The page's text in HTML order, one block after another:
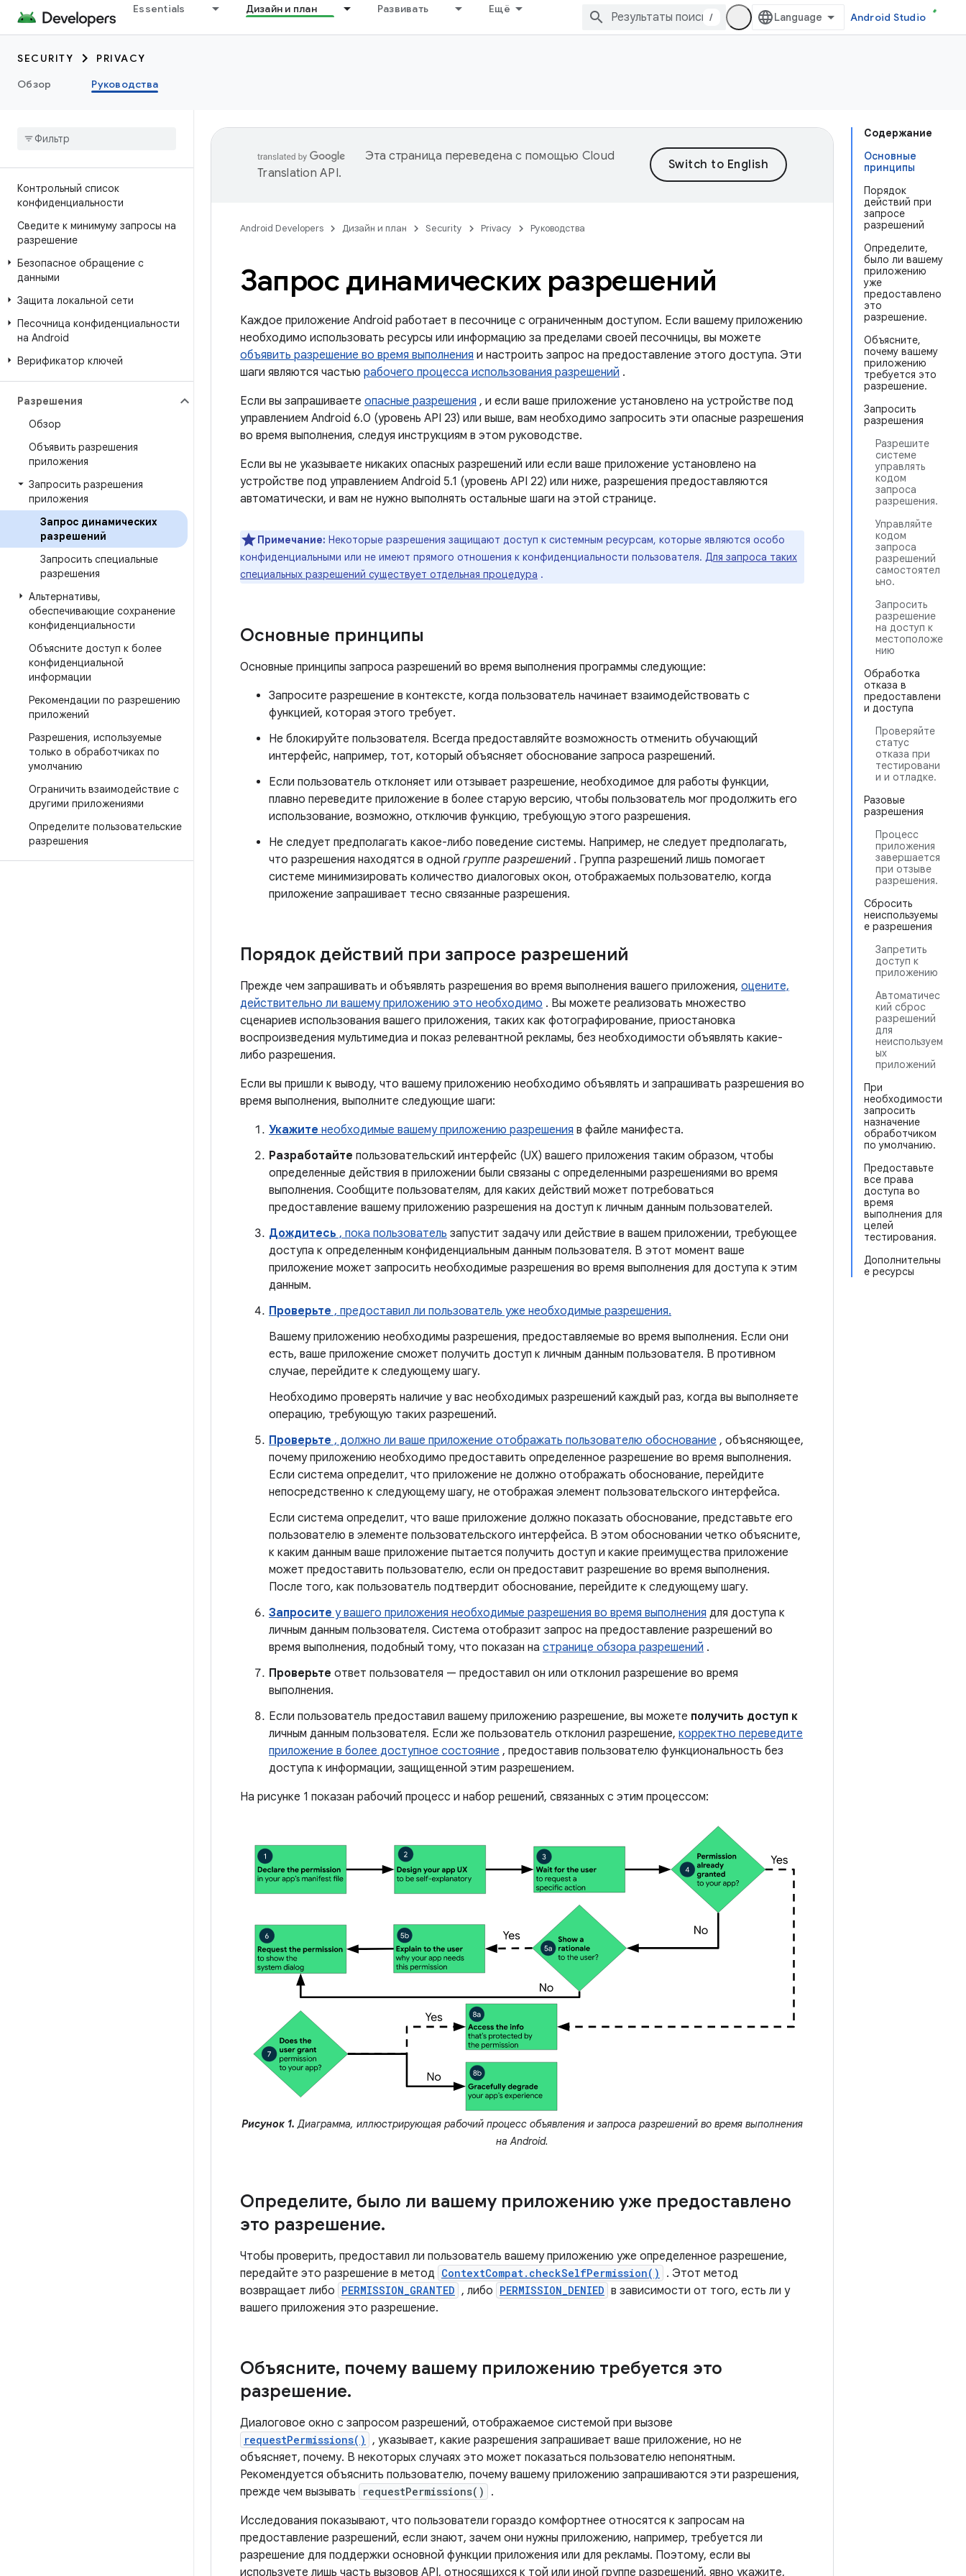
Essentials Дизайн и план Развивать Ещё
/ Android Studio
SECURITY
PRIVACY
Обзор
Руководства
Контрольный список
конфиденциальности
Сведите к минимуму запросы на
разрешение
Безопасное обращение с
данными
Защита локальной сети
Песочница конфиденциальности
на Android
Верификатор ключей
Разрешения
Обзор
Объявить разрешения
приложения
Запросить разрешения
приложения
Запрос динамических
разрешений
Запросить специальные
разрешения
Альтернативы,
обеспечивающие сохранение
конфиденциальности
Объясните доступ к более
конфиденциальной
информации
Рекомендации по разрешению
приложений
Разрешения, используемые
только в обработчиках по
умолчанию
Ограничить взаимодействие с
другими приложениями
Определите пользовательские
разрешения
Содержание
Основные
принципы
Порядок
действий при
запросе
разрешений
Определите,
было ли вашему
приложению
уже
предоставлено
это
разрешение.
Объясните,
почему вашему
приложению
требуется это
разрешение.
Запросить
разрешения
Разрешите
системе
управлять
кодом
запроса
разрешения.
Управляйте
кодом
запроса
разрешений
самостоятел
ьно.
Запросить
разрешение
на доступ к
местоположе
нию
Обработка
отказа в
предоставлени
и доступа
Проверяйте
статус
отказа при
тестировани
и и отладке.
Разовые
разрешения
Процесс
приложения
завершается
при отзыве
разрешения.
Сбросить
неиспользуемы
е разрешения
Запретить
доступ к
приложению
Автоматичес
кий сброс
разрешений
для
неиспользуем
ых
приложений
При
необходимости
запросить
назначение
обработчиком
по умолчанию.
Предоставьте
все права
доступа во
время
выполнения для
целей
тестирования.
Дополнительны
е ресурсы
Эта страница переведена с помощью Cloud
Translation API.
Android Developers Дизайн и план Security Privacy Руководства
Запрос динамических разрешений
Каждое приложение Android работает в песочнице с ограниченным доступом. Если вашему приложению
необходимо использовать ресурсы или информацию за пределами своей песочницы, вы можете
объявить разрешение во время выполнения и настроить запрос на предоставление этого доступа. Эти
шаги являются частью рабочего процесса использования разрешений .
Если вы запрашиваете опасные разрешения , и если ваше приложение установлено на устройстве под
управлением Android 6.0 (уровень API 23) или выше, вам необходимо запросить эти опасные разрешения
во время выполнения, следуя инструкциям в этом руководстве.
Если вы не указываете никаких опасных разрешений или если ваше приложение установлено на
устройстве под управлением Android 5.1 (уровень API 22) или ниже, разрешения предоставляются
автоматически, и вам не нужно выполнять остальные шаги на этой странице.
Примечание: Некоторые разрешения защищают доступ к системным ресурсам, которые являются особо
конфиденциальными или не имеют прямого отношения к конфиденциальности пользователя. Для запроса таких
специальных разрешений существует отдельная процедура .
Основные принципы
Основные принципы запроса разрешений во время выполнения программы следующие:
Запросите разрешение в контексте, когда пользователь начинает взаимодействовать с
функцией, которая этого требует.
Не блокируйте пользователя. Всегда предоставляйте возможность отменить обучающий
интерфейс, например, тот, который объясняет обоснование запроса разрешений.
Если пользователь отклоняет или отзывает разрешение, необходимое для работы функции,
плавно переведите приложение в более старую версию, чтобы пользователь мог продолжить его
использование, возможно, отключив функцию, требующую этого разрешения.
Не следует предполагать какое-либо поведение системы. Например, не следует предполагать,
что разрешения находятся в одной группе разрешений . Группа разрешений лишь помогает
системе минимизировать количество диалоговых окон, отображаемых пользователю, когда
приложение запрашивает тесно связанные разрешения.
Порядок действий при запросе разрешений
Прежде чем запрашивать и объявлять разрешения во время выполнения вашего приложения, оцените,
действительно ли вашему приложению это необходимо . Вы можете реализовать множество
сценариев использования вашего приложения, таких как фотографирование, приостановка
воспроизведения мультимедиа и показ релевантной рекламы, без необходимости объявлять какие-
либо разрешения.
Если вы пришли к выводу, что вашему приложению необходимо объявлять и запрашивать разрешения во
время выполнения, выполните следующие шаги:
Укажите необходимые вашему приложению разрешения в файле манифеста.
Разработайте пользовательский интерфейс (UX) вашего приложения таким образом, чтобы
определенные действия в приложении были связаны с определенными разрешениями во время
выполнения. Сообщите пользователям, для каких действий может потребоваться
предоставление вашему приложению разрешения на доступ к личным данным пользователей.
Дождитесь , пока пользователь запустит задачу или действие в вашем приложении, требующее
доступа к определенным конфиденциальным данным пользователя. В этот момент ваше
приложение может запросить необходимые разрешения во время выполнения для доступа к этим
данным.
Проверьте , предоставил ли пользователь уже необходимые разрешения.
Вашему приложению необходимы разрешения, предоставляемые во время выполнения. Если они
есть, ваше приложение сможет получить доступ к личным данным пользователя. В противном
случае, перейдите к следующему шагу.
Необходимо проверять наличие у вас необходимых разрешений каждый раз, когда вы выполняете
операцию, требующую таких разрешений.
Проверьте , должно ли ваше приложение отображать пользователю обоснование , объясняющее,
почему приложению необходимо предоставить определенное разрешение во время выполнения.
Если система определит, что приложение не должно отображать обоснование, перейдите
непосредственно к следующему шагу, не отображая элемент пользовательского интерфейса.
Если система определит, что ваше приложение должно показать обоснование, представьте его
пользователю в элементе пользовательского интерфейса. В этом обосновании четко объясните,
к каким данным ваше приложение пытается получить доступ и какие преимущества приложение
может предоставить пользователю, если он предоставит разрешение во время выполнения.
После того, как пользователь подтвердит обоснование, перейдите к следующему шагу.
Запросите у вашего приложения необходимые разрешения во время выполнения для доступа к
личным данным пользователя. Система отобразит запрос на предоставление разрешений во
время выполнения, подобный тому, что показан на странице обзора разрешений .
Проверьте ответ пользователя — предоставил он или отклонил разрешение во время
выполнения.
Если пользователь предоставил вашему приложению разрешение, вы можете получить доступ к
личным данным пользователя. Если же пользователь отклонил разрешение, корректно переведите
приложение в более доступное состояние , предоставив пользователю функциональность без
доступа к информации, защищенной этим разрешением.
На рисунке 1 показан рабочий процесс и набор решений, связанных с этим процессом:
Рисунок 1. Диаграмма, иллюстрирующая рабочий процесс объявления и запроса разрешений во время выполнения
на Android.
Определите, было ли вашему приложению уже предоставлено
это разрешение.
Чтобы проверить, предоставил ли пользователь вашему приложению уже определенное разрешение,
передайте это разрешение в метод ContextCompat.checkSelfPermission()
. Этот метод
возвращает либо PERMISSION_GRANTED , либо PERMISSION_DENIED в зависимости от того, есть ли у
вашего приложения это разрешение.
Объясните, почему вашему приложению требуется это
разрешение.
Диалоговое окно с запросом разрешений, отображаемое системой при вызове
requestPermissions() , указывает, какие разрешения запрашивает ваше приложение, но не
объясняет, почему. В некоторых случаях это может показаться пользователю непонятным.
Рекомендуется объяснить пользователю, почему вашему приложению запрашиваются эти разрешения,
прежде чем вызывать
requestPermissions()
.
Исследования показывают, что пользователи гораздо комфортнее относятся к запросам на
предоставление разрешений, если знают, зачем они нужны приложению, например, требуется ли
разрешение для поддержки основной функции приложения или для рекламы. Поэтому, если вы
используете лишь часть вызовов API, относящихся к той или иной группе разрешений, явно укажите,